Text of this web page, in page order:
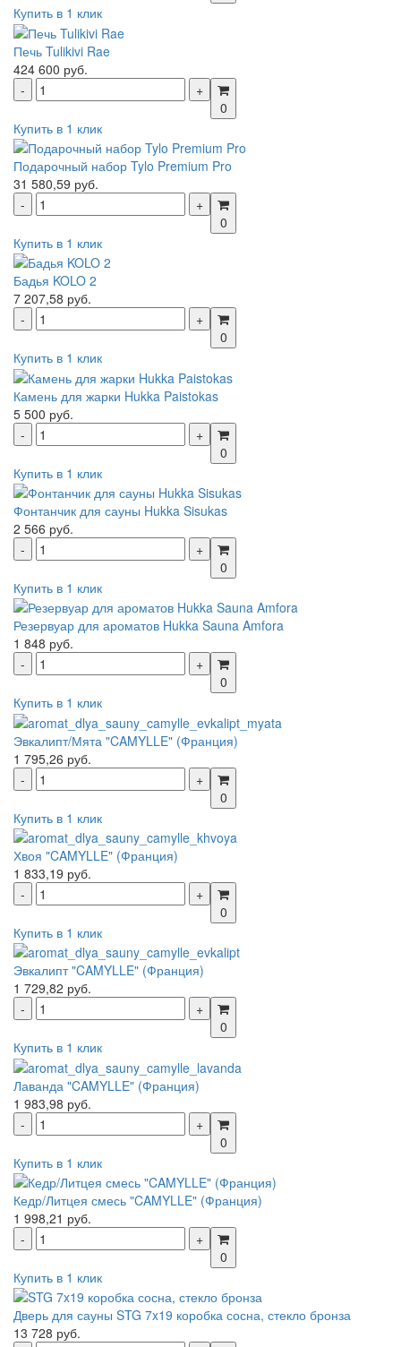
Купить в 1 клик
Печь Tulikivi Rae
424 600 руб.
0
Купить в 1 клик
Подарочный набор Tylo Premium Pro
31 580,59 руб.
0
Купить в 1 клик
Бадья KOLO 2
7 207,58 руб.
0
Купить в 1 клик
Камень для жарки Hukka Paistokas
5 500 руб.
0
Купить в 1 клик
Фонтанчик для сауны Hukka Sisukas
2 566 руб.
0
Купить в 1 клик
Резервуар для ароматов Hukka Sauna Amfora
1 848 руб.
0
Купить в 1 клик
Эвкалипт/Мята "CAMYLLE" (Франция)
1 795,26 руб.
0
Купить в 1 клик
Хвоя "CAMYLLE" (Франция)
1 833,19 руб.
0
Купить в 1 клик
Эвкалипт "CAMYLLE" (Франция)
1 729,82 руб.
0
Купить в 1 клик
Лаванда "CAMYLLE" (Франция)
1 983,98 руб.
0
Купить в 1 клик
Кедр/Литцея смесь "CAMYLLE" (Франция)
1 998,21 руб.
0
Купить в 1 клик
Дверь для сауны STG 7x19 коробка сосна, стекло бронза
13 728 руб.